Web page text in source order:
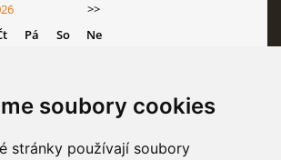
soubory cookies
stránky používají soubory
>>
Pá So
Ne
14 15
16
21 22
23